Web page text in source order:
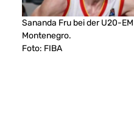
Sananda Fru bei der U20-
Montenegro.
Foto: FIBA